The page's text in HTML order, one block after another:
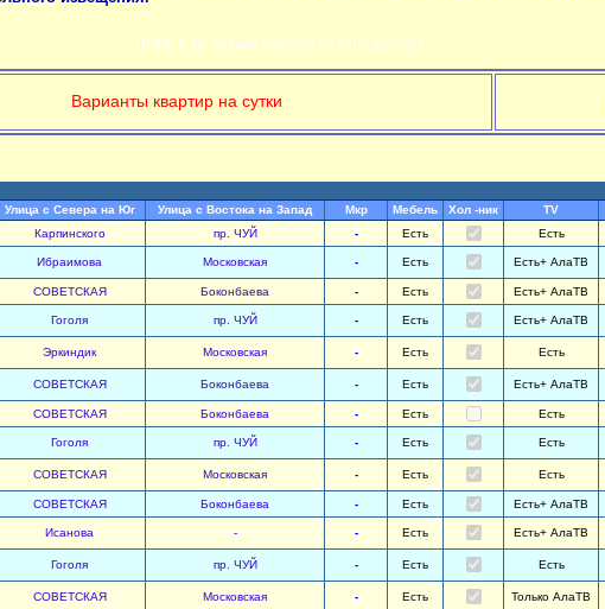
ПОИСК по аренде квартир от MIN до 550$
Варианты квартир на сутки
Улица с Севера на Юг Улица с Востока на Запад Мкр Мебель Хол -ник TV
Карпинского пр. ЧУЙ - Есть Есть
Ибраимова Московская - Есть Есть+ АлаТВ
СОВЕТСКАЯ Боконбаева - Есть Есть+ АлаТВ
Гоголя пр. ЧУЙ - Есть Есть+ АлаТВ
Эркиндик Московская - Есть Есть
СОВЕТСКАЯ Боконбаева - Есть Есть+ АлаТВ
СОВЕТСКАЯ Боконбаева - Есть Есть
Гоголя пр. ЧУЙ - Есть Есть
СОВЕТСКАЯ Московская - Есть Есть
СОВЕТСКАЯ Боконбаева - Есть Есть+ АлаТВ
Исанова - - Есть Есть+ АлаТВ
Гоголя пр. ЧУЙ - Есть Есть
СОВЕТСКАЯ Московская - Есть Только АлаТВ